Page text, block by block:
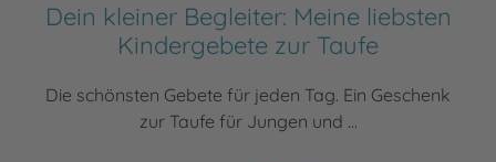
Dein kleiner Begleiter: Meine liebsten
Kindergebete zur Taufe
Die schönsten Gebete für jeden Tag. Ein Geschenk
zur Taufe für Jungen und ...